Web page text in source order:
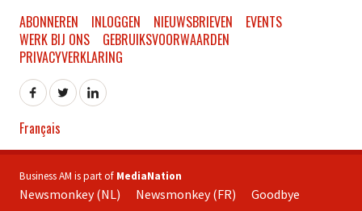
ABONNEREN INLOGGEN NIEUWSBRIEVEN
EVENTS
WERK BIJ ONS
GEBRUIKSVOORWAARDEN
PRIVACYVERKLARING
Français
Business AM is part of MediaNation
Newsmonkey (NL) Newsmonkey (FR) Goodbye